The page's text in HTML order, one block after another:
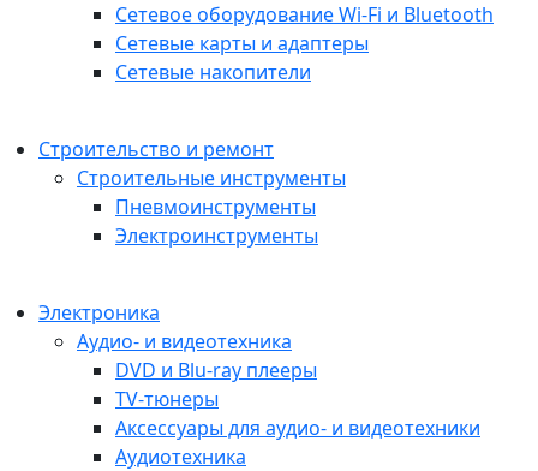
Сетевое оборудование Wi-Fi и Bluetooth
Сетевые карты и адаптеры
Сетевые накопители
Строительство и ремонт
Строительные инструменты
Пневмоинструменты
Электроинструменты
Электроника
Аудио- и видеотехника
DVD и Blu-ray плееры
TV-тюнеры
Аксессуары для аудио- и видеотехники
Аудиотехника